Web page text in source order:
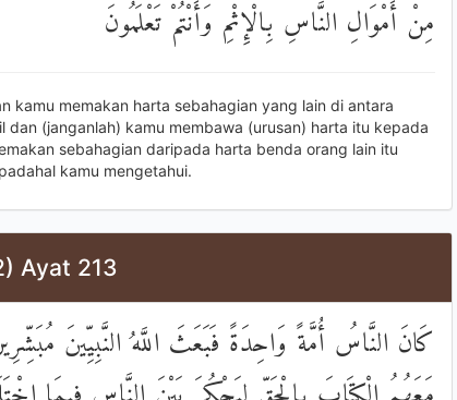
مِنْ أَمْوَالِ النَّاسِ بِالْإِثْمِ وَأَنْتُمْ تَعْلَمُونَ
kamu memakan harta sebahagian yang lain di antara
dan (janganlah) kamu membawa (urusan) harta itu kepada
sebahagian daripada harta benda orang lain itu
kamu mengetahui.
Ayat 213
كَانَ النَّاسُ أُمَّةً وَاحِدَةً فَبَعَثَ اللَّهُ النَّبِيِّينَ